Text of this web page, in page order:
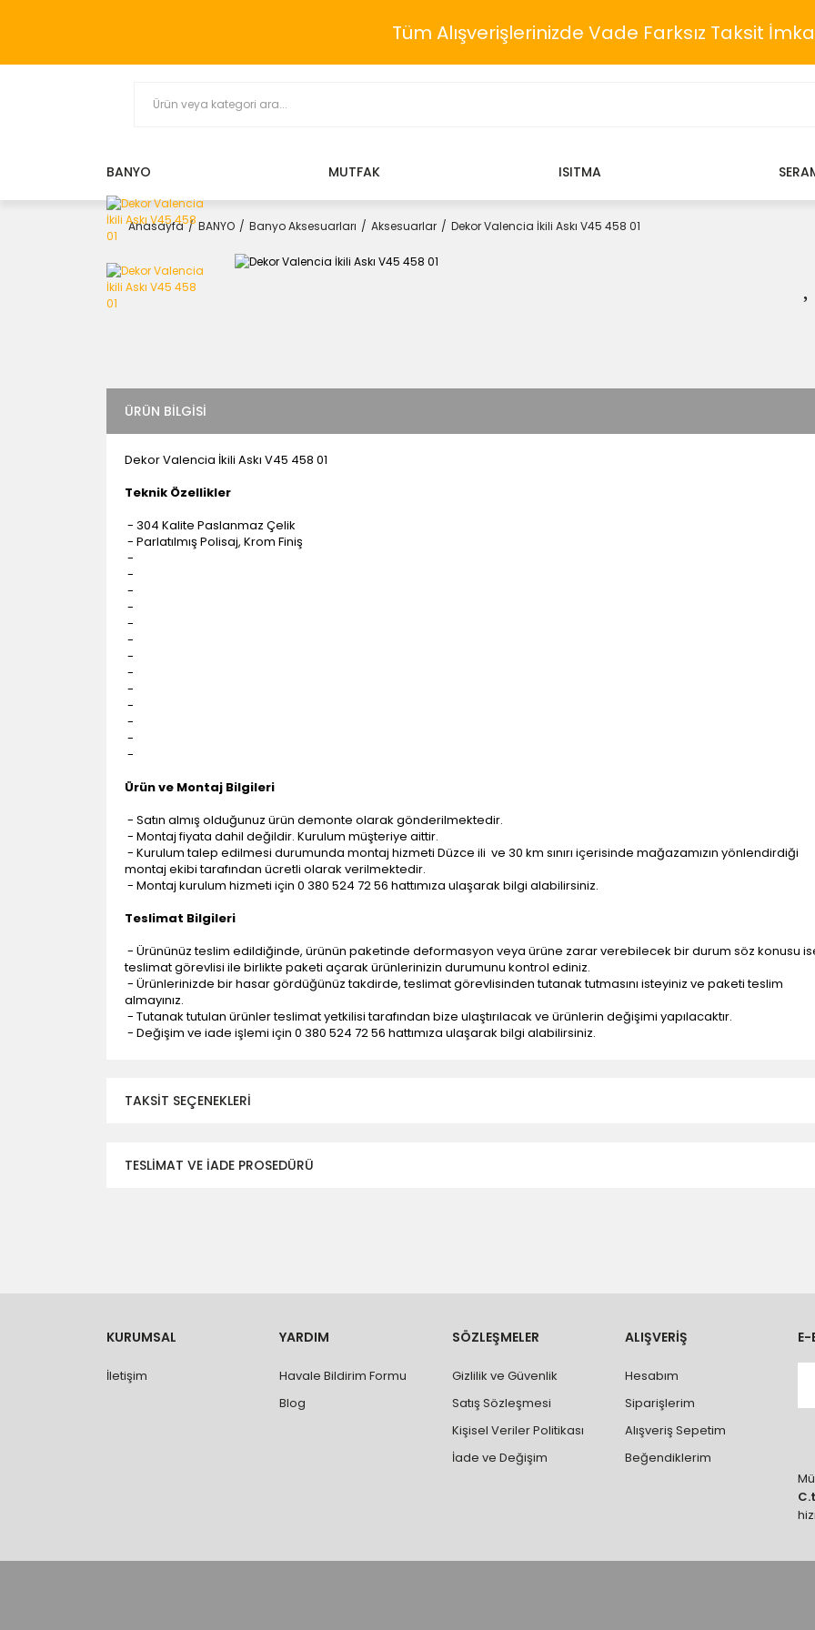
Tüm Alışverişlerinizde Vade Farksız Taksit
BANYO MUTFAK ISITMA
Anasayfa BANYO Banyo Aksesuarları Aksesuarlar Dekor Valencia İkili Askı V45 458 01
ÜRÜN BILGISI
Dekor Valencia İkili Askı V45 458 01
Teknik Özellikler
- 304 Kalite Paslanmaz Çelik
- Parlatılmış Polisaj, Krom Finiş
-
-
-
-
-
-
-
-
-
-
-
-
-
Ürün ve Montaj Bilgileri
- Satın almış olduğunuz ürün demonte olarak gönderilmektedir.
- Montaj fiyata dahil değildir. Kurulum müşteriye aittir.
- Kurulum talep edilmesi durumunda montaj hizmeti Düzce ili ve 30 km sınırı içerisinde mağazamızın yönlendirdiği
montaj ekibi tarafından ücretli olarak verilmektedir.
- Montaj kurulum hizmeti için 0 380 524 72 56 hattımıza ulaşarak bilgi alabilirsiniz.
Teslimat Bilgileri
- Ürününüz teslim edildiğinde, ürünün paketinde deformasyon veya ürüne zarar verebilecek bir durum söz konusu
teslimat görevlisi ile birlikte paketi açarak ürünlerinizin durumunu kontrol ediniz.
- Ürünlerinizde bir hasar gördüğünüz takdirde, teslimat görevlisinden tutanak tutmasını isteyiniz ve paketi teslim
almayınız.
- Tutanak tutulan ürünler teslimat yetkilisi tarafından bize ulaştırılacak ve ürünlerin değişimi yapılacaktır.
- Değişim ve iade işlemi için 0 380 524 72 56 hattımıza ulaşarak bilgi alabilirsiniz.
TAKSIT SEÇENEKLERI
TESLİMAT VE İADE PROSEDÜRÜ
- Özel sipariş ürünlerde ölçü, ebat, yükseklik vb. hatalar yüzünden onaylanmış siparişler iade alınmaz veya
değiştirilmez.
- Vitrifiye, tekne, küvet, kabin, banyo dolabı vb. ürünlerin siparişini vermeden önce ürünlerin montajını yapacak
kişi veya firmaya mutlaka ölçü ve ebat kontrolü yaptırınız.
KURUMSAL
İletişim
YARDIM
Havale Bildirim Formu
Blog
SÖZLEŞMELER
Gizlilik ve Güvenlik
Satış Sözleşmesi
Kişisel Veriler Politikası
İade ve Değişim
ALIŞVERİŞ
Hesabım
Siparişlerim
Alışveriş Sepetim
Beğendiklerim
E-